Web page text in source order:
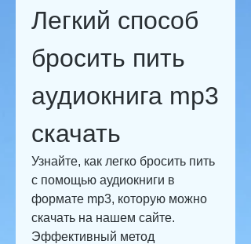
Легкий способ
бросить пить
аудиокнига mp3
скачать
Узнайте, как легко бросить пить
с помощью аудиокниги в
формате mp3, которую можно
скачать на нашем сайте.
Эффективный метод